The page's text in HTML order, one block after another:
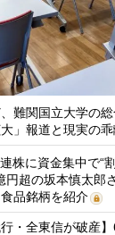
難関国立大学の
」報道と現実の
株に資金集中で“
超の坂本慎太郎
品銘柄を紹介
行・全東信が破産